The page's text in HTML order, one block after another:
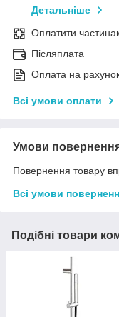
Детальніше
Оплатити
Післяплата
Оплата на
Всі умови оплати
Умови
Повернення товару
Всі умови
Подібні товари